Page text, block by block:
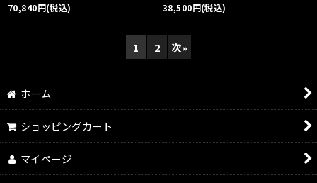
70,840円(税込)
38,500円(税込)
1 2 次»
ホーム
ショッピングカート
マイページ